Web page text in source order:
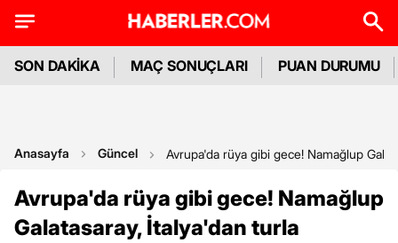
SON DAKİKA MAÇ SONUÇLARI PUAN DURUMU
Anasayfa Güncel Avrupa'da rüya gibi gece! Namağlup
Avrupa'da rüya gibi gece! Namağlup
Galatasaray, İtalya'dan turla